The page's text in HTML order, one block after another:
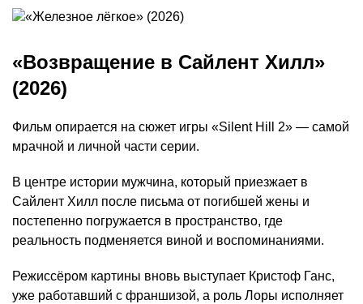
«Возвращение в Сайлент Хилл»
(2026)
Фильм опирается на сюжет игры «Silent Hill 2» — самой
мрачной и личной части серии.
В центре истории мужчина, который приезжает в
Сайлент Хилл после письма от погибшей жены и
постепенно погружается в пространство, где
реальность подменяется виной и воспоминаниями.
Режиссёром картины вновь выступает Кристоф Ганс,
уже работавший с франшизой, а роль Лоры исполняет